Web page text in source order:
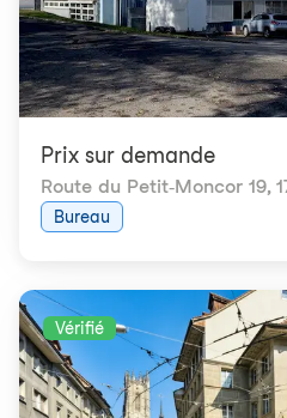
Prix ​​sur demande
Route du Petit-Moncor 19,
Bureau
Vérifié